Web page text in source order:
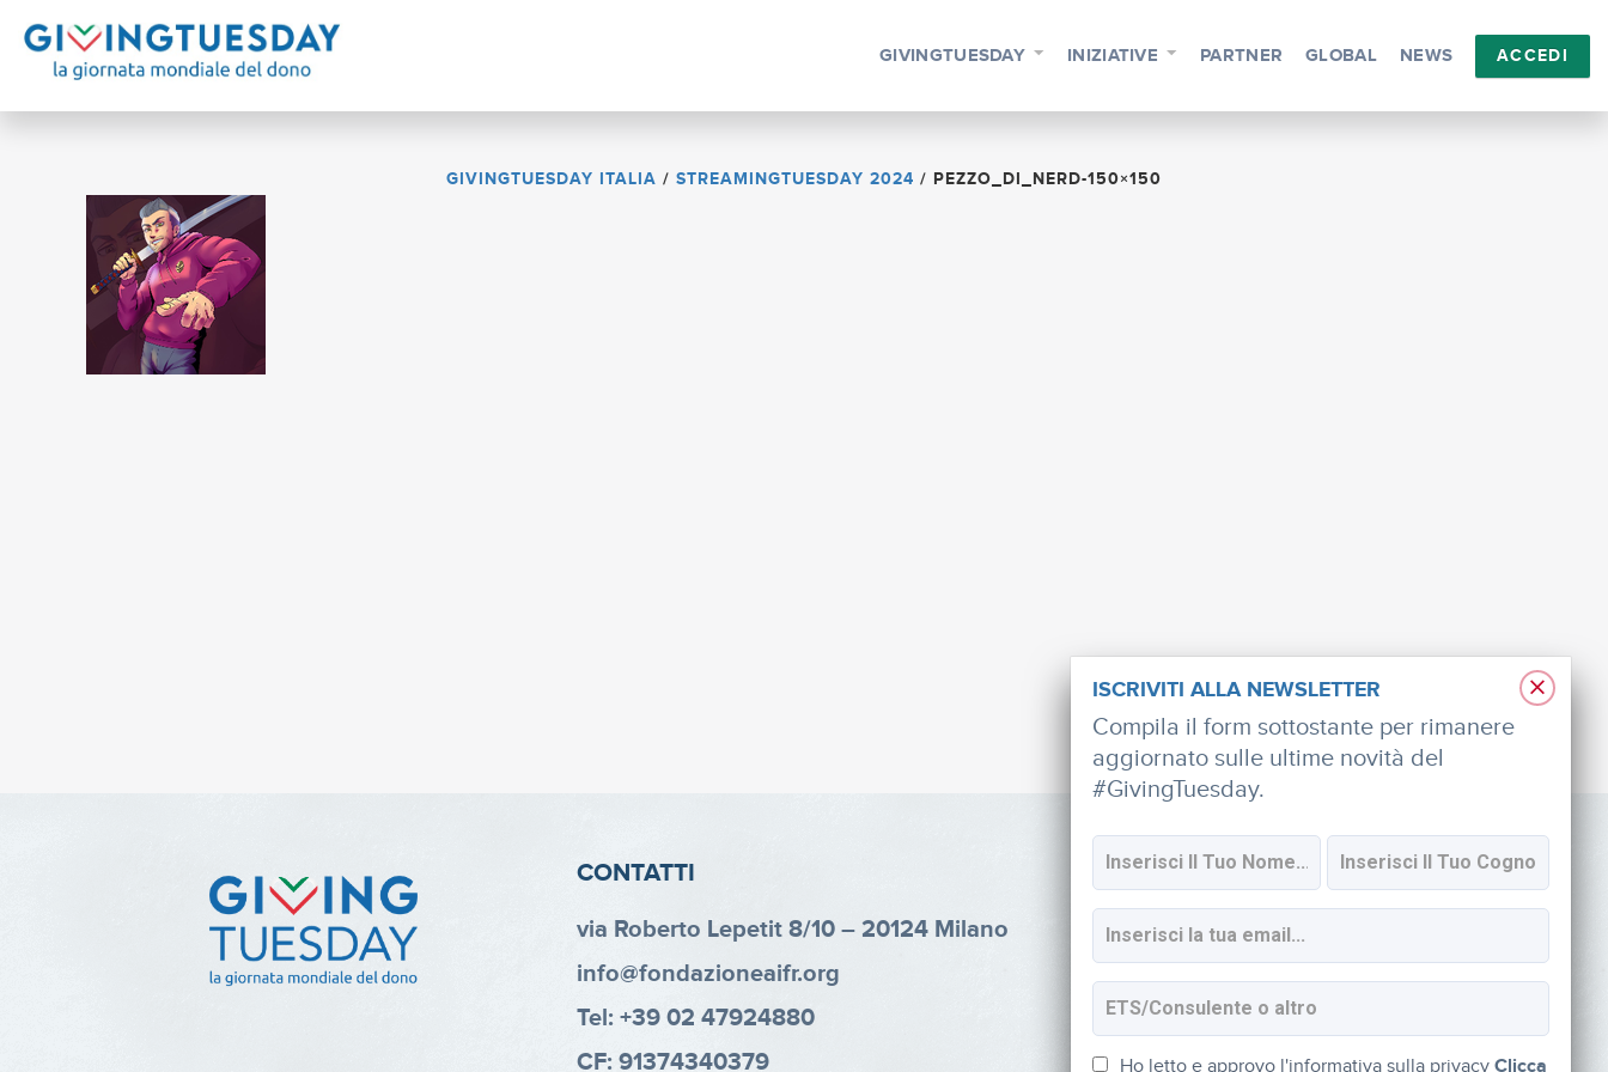
GIVINGTUESDAY INIZIATIVE PARTNER GLOBAL NEWS ACCEDI
GIVINGTUESDAY ITALIA / STREAMINGTUESDAY 2024 / PEZZO_DI_NERD-150×150
CONTATTI
via Roberto Lepetit 8/10 – 20124 Milano
info@fondazioneaifr.org
Tel: +39 02 47924880
CF: 91374340379
SOCIAL
Iscriviti alla newsletter
×
ISCRIVITI ALLA NEWSLETTER
Compila il form sottostante per rimanere
aggiornato sulle ultime novità del
#GivingTuesday.
Ho letto e approvo l'informativa sulla privacyClicca